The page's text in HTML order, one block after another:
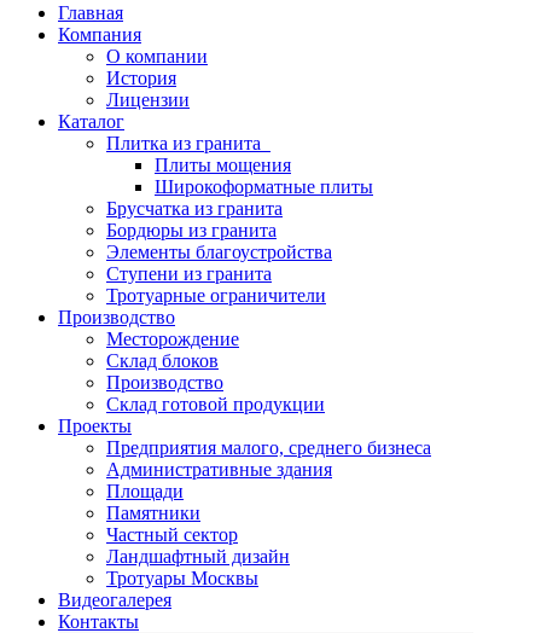
Главная
Компания
О компании
История
Лицензии
Каталог
Плитка из гранита
Плиты мощения
Широкоформатные плиты
Брусчатка из гранита
Бордюры из гранита
Элементы благоустройства
Ступени из гранита
Тротуарные ограничители
Производство
Месторождение
Склад блоков
Производство
Склад готовой продукции
Проекты
Предприятия малого, среднего бизнеса
Административные здания
Площади
Памятники
Частный сектор
Ландшафтный дизайн
Тротуары Москвы
Видеогалерея
Контакты